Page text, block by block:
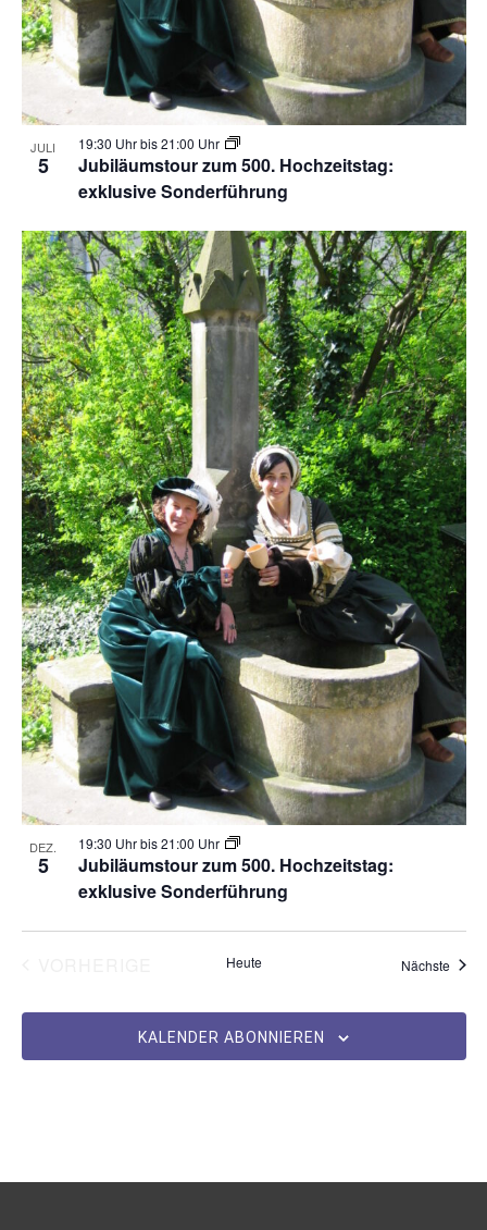
i
g
a
t
i
n
a
t
i
JULI
5
Jubiläumstour zum 500. Hochzeitstag:
exklusive Sonderführung
19:30 Uhrbis21:00 Uhr
DEZ.
5
Jubiläumstour zum 500. Hochzeitstag:
exklusive Sonderführung
19:30 Uhrbis21:00 Uhr
VERANSTALTUNGEN
Heute Nächste
KALENDER ABONNIEREN